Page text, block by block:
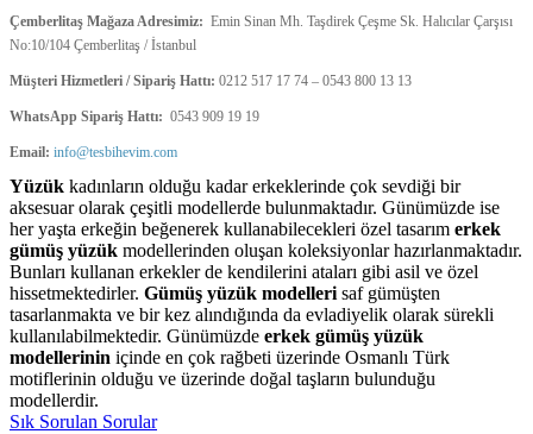
Çemberlitaş Mağaza Adresimiz: Emin Sinan Mh. Taşdirek Çeşme Sk. Halıcılar Çarşısı
No:10/104 Çemberlitaş / İstanbul
Müşteri Hizmetleri / Sipariş Hattı: 0212 517 17 74 – 0543 800 13 13
WhatsApp Sipariş Hattı: 0543 909 19 19
Email: info@tesbihevim.com
Yüzük kadınların olduğu kadar erkeklerinde çok sevdiği bir
aksesuar olarak çeşitli modellerde bulunmaktadır. Günümüzde ise
her yaşta erkeğin beğenerek kullanabilecekleri özel tasarım erkek
gümüş yüzük modellerinden oluşan koleksiyonlar hazırlanmaktadır.
Bunları kullanan erkekler de kendilerini ataları gibi asil ve özel
hissetmektedirler. Gümüş yüzük modelleri saf gümüşten
tasarlanmakta ve bir kez alındığında da evladiyelik olarak sürekli
kullanılabilmektedir. Günümüzde erkek gümüş yüzük
modellerinin içinde en çok rağbeti üzerinde Osmanlı Türk
motiflerinin olduğu ve üzerinde doğal taşların bulunduğu
modellerdir.
Sık Sorulan Sorular